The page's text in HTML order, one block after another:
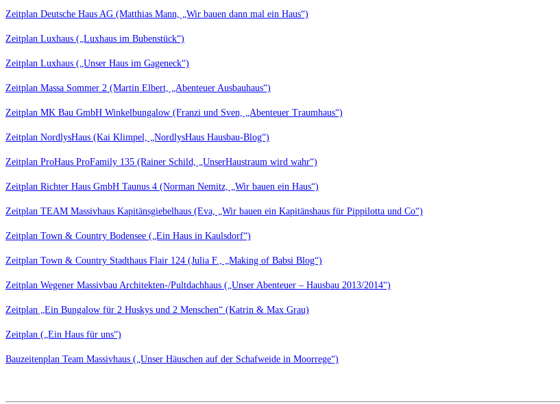
Zeitplan Deutsche Haus AG (Matthias Mann, „Wir bauen dann mal ein Haus“)
Zeitplan Luxhaus („Luxhaus im Bubenstück“)
Zeitplan Luxhaus („Unser Haus im Gageneck“)
Zeitplan Massa Sommer 2 (Martin Elbert, „Abenteuer Ausbauhaus“)
Zeitplan MK Bau GmbH Winkelbungalow (Franzi und Sven, „Abenteuer Traumhaus“)
Zeitplan NordlysHaus (Kai Klimpel, „NordlysHaus Hausbau-Blog“)
Zeitplan ProHaus ProFamily 135 (Rainer Schild, „UnserHaustraum wird wahr“)
Zeitplan Richter Haus GmbH Taunus 4 (Norman Nemitz, „Wir bauen ein Haus“)
Zeitplan TEAM Massivhaus Kapitänsgiebelhaus (Eva, „Wir bauen ein Kapitänshaus für Pippilotta und Co“)
Zeitplan Town & Country Bodensee („Ein Haus in Kaulsdorf“)
Zeitplan Town & Country Stadthaus Flair 124 (Julia F., „Making of Babsi Blog“)
Zeitplan Wegener Massivbau Architekten-/Pultdachhaus („Unser Abenteuer – Hausbau 2013/2014“)
Zeitplan „Ein Bungalow für 2 Huskys und 2 Menschen“ (Katrin & Max Grau)
Zeitplan („Ein Haus für uns“)
Bauzeitenplan Team Massivhaus („Unser Häuschen auf der Schafweide in Moorrege“)